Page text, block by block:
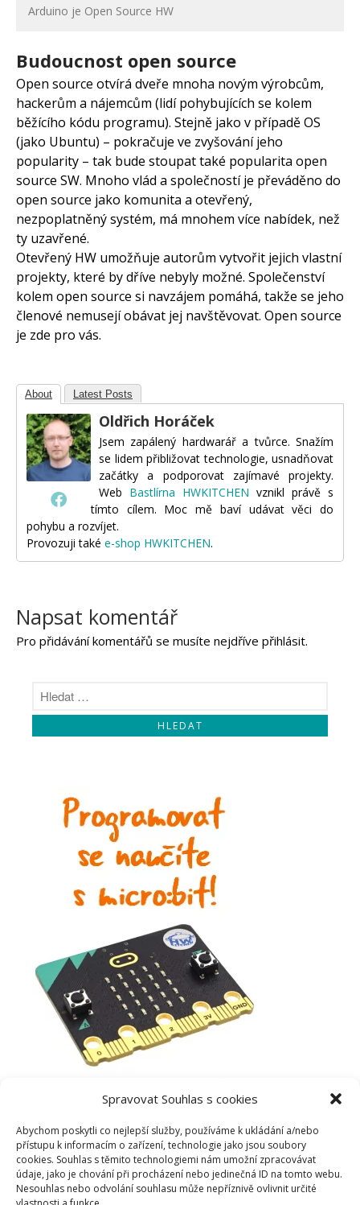
Spravovat Souhlas s cookies
Abychom poskytli co nejlepší služby, používáme k ukládání a/nebo
přístupu k informacím o zařízení, technologie jako jsou soubory
cookies. Souhlas s těmito technologiemi nám umožní zpracovávat
údaje, jako je chování při procházení nebo jedinečná ID na tomto webu.
Nesouhlas nebo odvolání souhlasu může nepříznivě ovlivnit určité
Arduino je Open Source HW
Budoucnost open source
Open source otvírá dveře mnoha novým výrobcům,
hackerům a nájemcům (lidí pohybujících se kolem
běžícího kódu programu). Stejně jako v případě OS
(jako Ubuntu) – pokračuje ve zvyšování jeho
popularity – tak bude stoupat také popularita open
source SW. Mnoho vlád a společností je převáděno do
open source jako komunita a otevřený,
nezpoplatněný systém, má mnohem více nabídek, než
ty uzavřené.
Otevřený HW umožňuje autorům vytvořit jejich vlastní
projekty, které by dříve nebyly možné. Společenství
kolem open source si navzájem pomáhá, takže se jeho
členové nemusejí obávat jej navštěvovat. Open source
je zde pro vás.
About Latest Posts
Oldřich Horáček
Jsem zapálený hardwarář a tvůrce. Snažím
se lidem přibližovat technologie, usnadňovat
začátky a podporovat zajímavé projekty.
Web Bastlírna HWKITCHEN vznikl právě s
tímto cílem. Moc mě baví udávat věci do
pohybu a rozvíjet.
Provozuji také e-shop HWKITCHEN.
Napsat komentář
Pro přidávání komentářů se musíte nejdříve přihlásit.